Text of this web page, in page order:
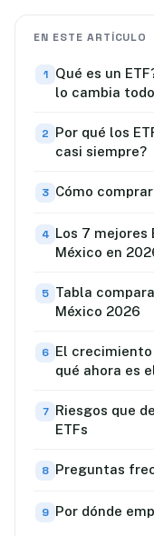
EN ESTE ARTÍCULO
Qué es un
lo cambia todo
Por qué los
casi siempre?
Cómo
Los 7 mejores
México en
Tabla
México 2026
El
qué ahora es
Riesgos que
ETFs
Preguntas
Por dónde